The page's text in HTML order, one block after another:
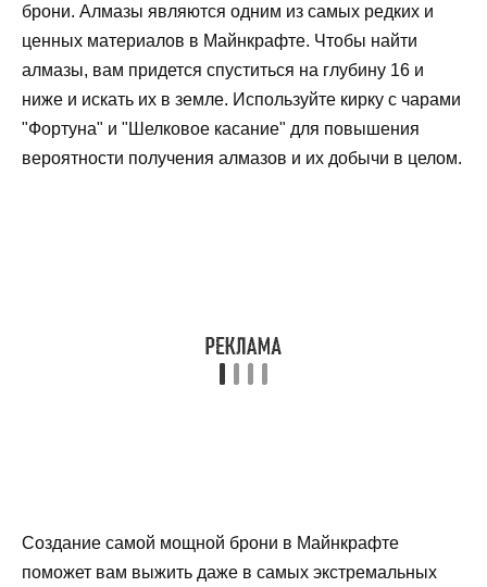
брони. Алмазы являются одним из самых редких и
ценных материалов в Майнкрафте. Чтобы найти
алмазы, вам придется спуститься на глубину 16 и
ниже и искать их в земле. Используйте кирку с чарами
"Фортуна" и "Шелковое касание" для повышения
вероятности получения алмазов и их добычи в целом.
Создание самой мощной брони в Майнкрафте
поможет вам выжить даже в самых экстремальных